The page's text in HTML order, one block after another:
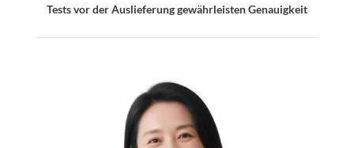
Tests vor der Auslieferung gewährleisten Genauigkeit